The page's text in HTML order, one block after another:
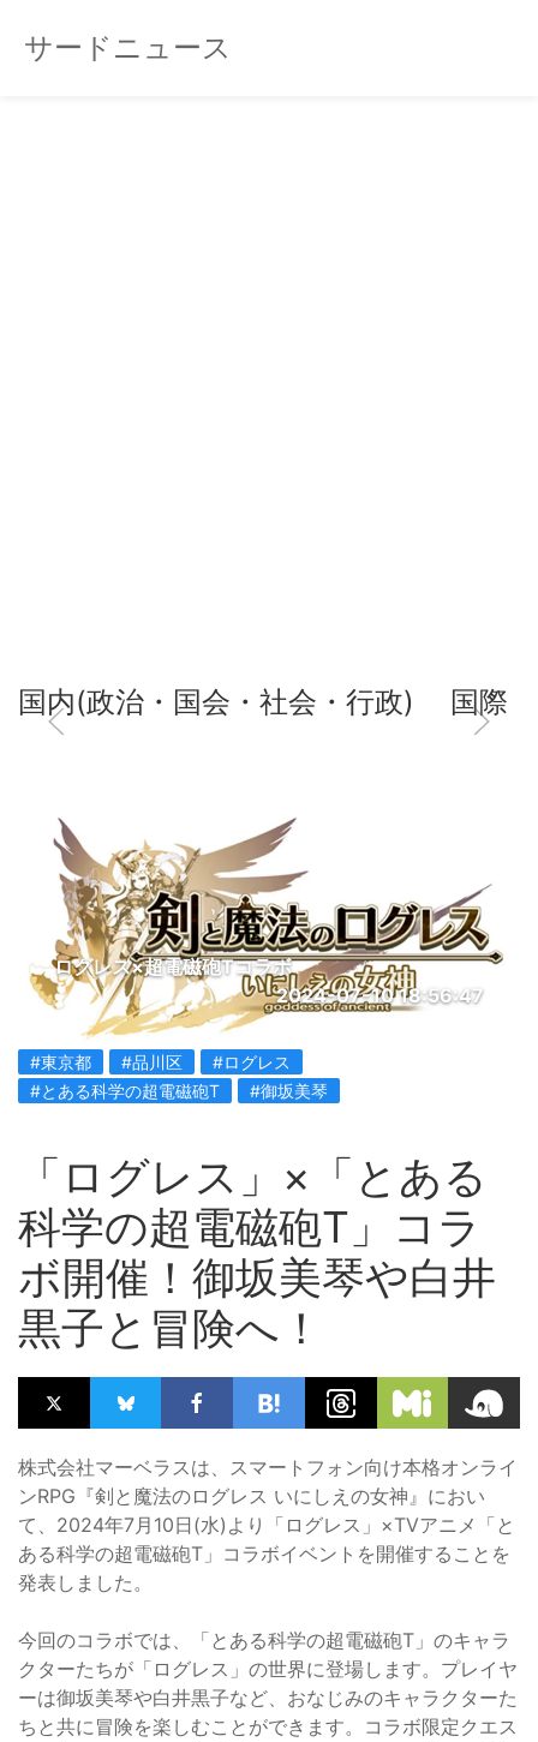
サードニュース
国内(政治・国会・社会・行政) 国際
ログレス×超電磁砲Tコラボ
2024-07-10 18:56:47
#東京都 #品川区
#ログレス
#とある科学の超電磁砲T
#御坂美琴
「ログレス」×「とある
科学の超電磁砲T」コラ
ボ開催！御坂美琴や白井
黒子と冒険へ！
株式会社マーベラスは、スマートフォン向け本格オンライ
ンRPG『剣と魔法のログレス いにしえの女神』におい
て、2024年7月10日(水)より「ログレス」×TVアニメ「と
ある科学の超電磁砲T」コラボイベントを開催することを
発表しました。
今回のコラボでは、「とある科学の超電磁砲T」のキャラ
クターたちが「ログレス」の世界に登場します。プレイヤ
ーは御坂美琴や白井黒子など、おなじみのキャラクターた
ちと共に冒険を楽しむことができます。コラボ限定クエス